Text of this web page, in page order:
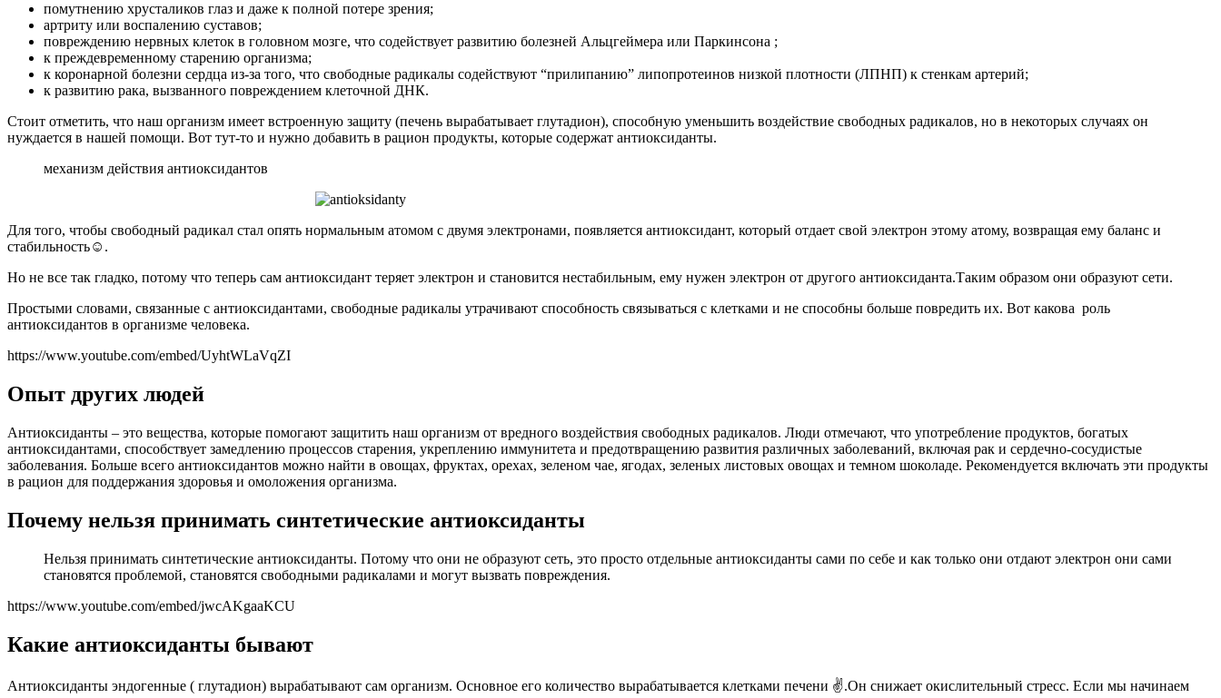
помутнению хрусталиков глаз и даже к полной потере зрения;
артриту или воспалению суставов;
повреждению нервных клеток в головном мозге, что содействует развитию болезней Альцгеймера или Паркинсона ;
к преждевременному старению организма;
к коронарной болезни сердца из-за того, что свободные радикалы содействуют “прилипанию” липопротеинов низкой плотности (ЛПНП) к стенкам артерий;
к развитию рака, вызванного повреждением клеточной ДНК.
Стоит отметить, что наш организм имеет встроенную защиту (печень вырабатывает глутадион), способную уменьшить воздействие свободных радикалов, но в некоторых случаях он
нуждается в нашей помощи. Вот тут-то и нужно добавить в рацион продукты, которые содержат антиоксиданты.
механизм действия антиоксидантов
Для того, чтобы свободный радикал стал опять нормальным атомом с двумя электронами, появляется антиоксидант, который отдает свой электрон этому атому, возвращая ему баланс и
стабильность☺.
Но не все так гладко, потому что теперь сам антиоксидант теряет электрон и становится нестабильным, ему нужен электрон от другого антиоксиданта.Таким образом они образуют сети.
Простыми словами, связанные с антиоксидантами, свободные радикалы утрачивают способность связываться с клетками и не способны больше повредить их. Вот какова роль
антиоксидантов в организме человека.
https://www.youtube.com/embed/UyhtWLaVqZI
Опыт других людей
Антиоксиданты – это вещества, которые помогают защитить наш организм от вредного воздействия свободных радикалов. Люди отмечают, что употребление продуктов, богатых
антиоксидантами, способствует замедлению процессов старения, укреплению иммунитета и предотвращению развития различных заболеваний, включая рак и сердечно-сосудистые
заболевания. Больше всего антиоксидантов можно найти в овощах, фруктах, орехах, зеленом чае, ягодах, зеленых листовых овощах и темном шоколаде. Рекомендуется включать эти продукты
в рацион для поддержания здоровья и омоложения организма.
Почему нельзя принимать синтетические антиоксиданты
Нельзя принимать синтетические антиоксиданты. Потому что они не образуют сеть, это просто отдельные антиоксиданты сами по себе и как только они отдают электрон они сами
становятся проблемой, становятся свободными радикалами и могут вызвать повреждения.
https://www.youtube.com/embed/jwcAKgaaKCU
Какие антиоксиданты бывают
Антиоксиданты эндогенные ( глутадион) вырабатывают сам организм. Основное его количество вырабатывается клетками печени ✌️.Он снижает окислительный стресс. Если мы начинаем